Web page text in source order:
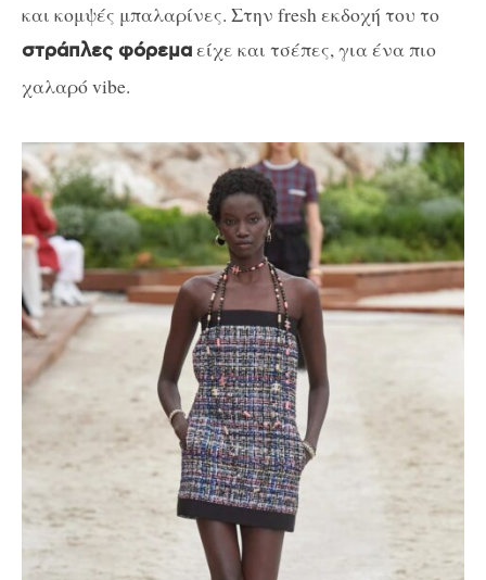
και κομψές μπαλαρίνες. Στην fresh εκδοχή του το
στράπλες φόρεμαείχε και τσέπες, για ένα πιο
χαλαρό vibe.